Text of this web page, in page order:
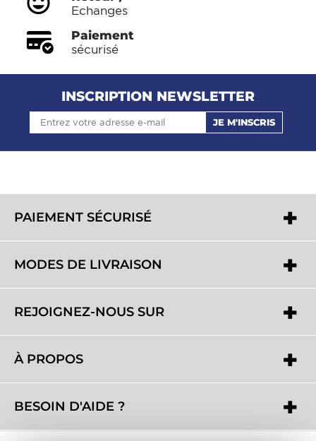
Echanges
Paiement
sécurisé
INSCRIPTION NEWSLETTER
JE M'INSCRIS
PAIEMENT SÉCURISÉ
MODES DE LIVRAISON
REJOIGNEZ-NOUS SUR
À PROPOS
BESOIN D'AIDE ?